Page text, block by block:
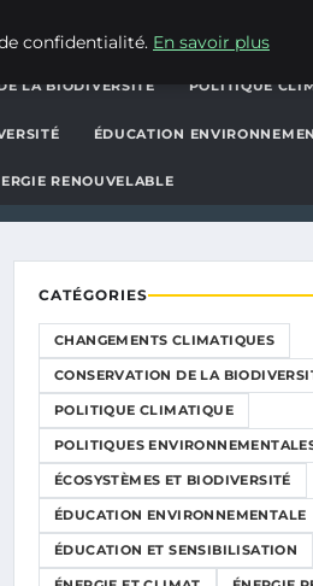
LA BIODIVERSITÉ POLITIQUE
ÉDUCATION
RENOUVELABLE
CATÉGORIES
CHANGEMENTS CLIMATIQUES
CONSERVATION DE LA
POLITIQUE CLIMATIQUE
POLITIQUES
ÉCOSYSTÈMES ET BIODIVERSITÉ
ÉDUCATION ENVIRONNEMENTALE
ÉDUCATION ET SENSIBILISATION
confidentialité. En savoir plus